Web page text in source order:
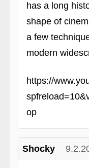
has a long
shape of
a few
modern
https://
op
Shocky